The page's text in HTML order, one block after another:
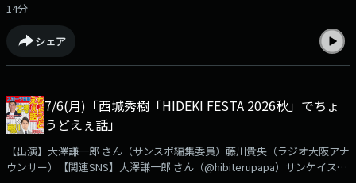
視点』日本の首都は東京この意識が生まれた理由とは？歴史を振り返りな
がら終盤国会でさらに注目が集まる「副首都法案」について安本さんが語
ります。➡https://www.obc1314.co.jp/bangumi/chodo/安本さんへのご質
問や、ご感想などは✉chodo@obc1314.co.jpまでお寄せ下さい。「Ｘ」な
14分
シェア
7/6(月)「西城秀樹「HIDEKI FESTA 2026秋」でちょ
うどえぇ話」
【出演】大澤謙一郎 さん（サンスポ編集委員）藤川貴央（ラジオ大阪アナ
ウンサー）【関連SNS】大澤謙一郎 さん（@hibiterupapa）サンケイスポ